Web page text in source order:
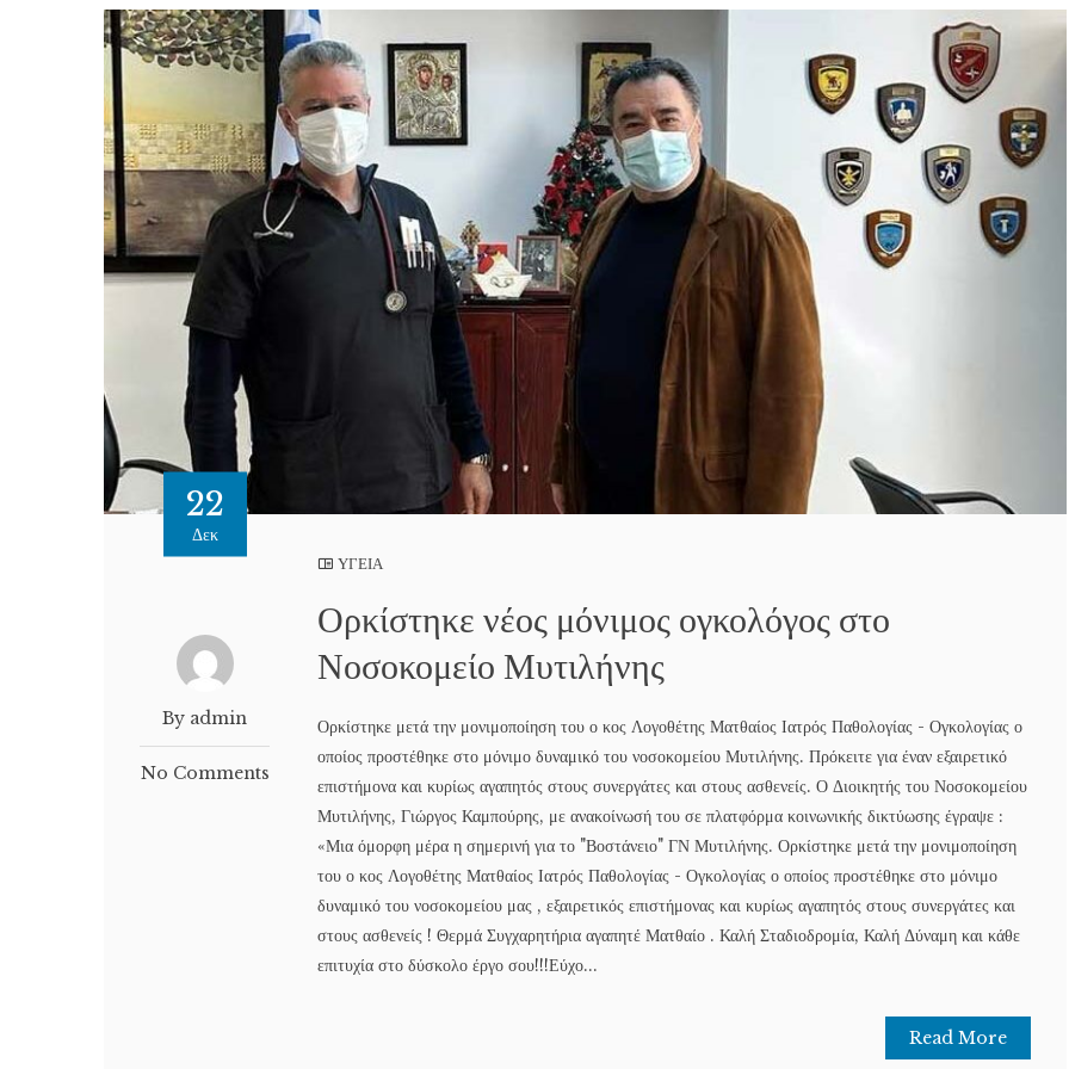
22
Δεκ
By admin
No Comments
ΥΓΕΙΑ
Ορκίστηκε νέος μόνιμος ογκολόγος στο
Νοσοκομείο Μυτιλήνης
Ορκίστηκε μετά την μονιμοποίηση του ο κος Λογοθέτης Ματθαίος Ιατρός Παθολογίας - Ογκολογίας ο
οποίος προστέθηκε στο μόνιμο δυναμικό του νοσοκομείου Μυτιλήνης. Πρόκειτε για έναν εξαιρετικό
επιστήμονα και κυρίως αγαπητός στους συνεργάτες και στους ασθενείς. Ο Διοικητής του Νοσοκομείου
Μυτιλήνης, Γιώργος Καμπούρης, με ανακοίνωσή του σε πλατφόρμα κοινωνικής δικτύωσης έγραψε :
«Μια όμορφη μέρα η σημερινή για το "Βοστάνειο" ΓΝ Μυτιλήνης. Ορκίστηκε μετά την μονιμοποίηση
του ο κος Λογοθέτης Ματθαίος Ιατρός Παθολογίας - Ογκολογίας ο οποίος προστέθηκε στο μόνιμο
δυναμικό του νοσοκομείου μας , εξαιρετικός επιστήμονας και κυρίως αγαπητός στους συνεργάτες και
στους ασθενείς ! Θερμά Συγχαρητήρια αγαπητέ Ματθαίο . Καλή Σταδιοδρομία, Καλή Δύναμη και κάθε
επιτυχία στο δύσκολο έργο σου!!!Εύχο...
Read More